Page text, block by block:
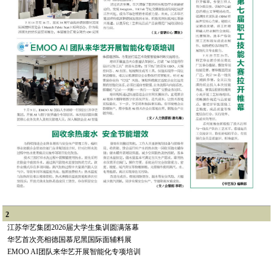
2
江苏华艺集团2026届大学生集训圆满落幕
华艺首次亮相德国慕尼黑国际面辅料展
EMOO AI团队来华艺开展智能化专项培训